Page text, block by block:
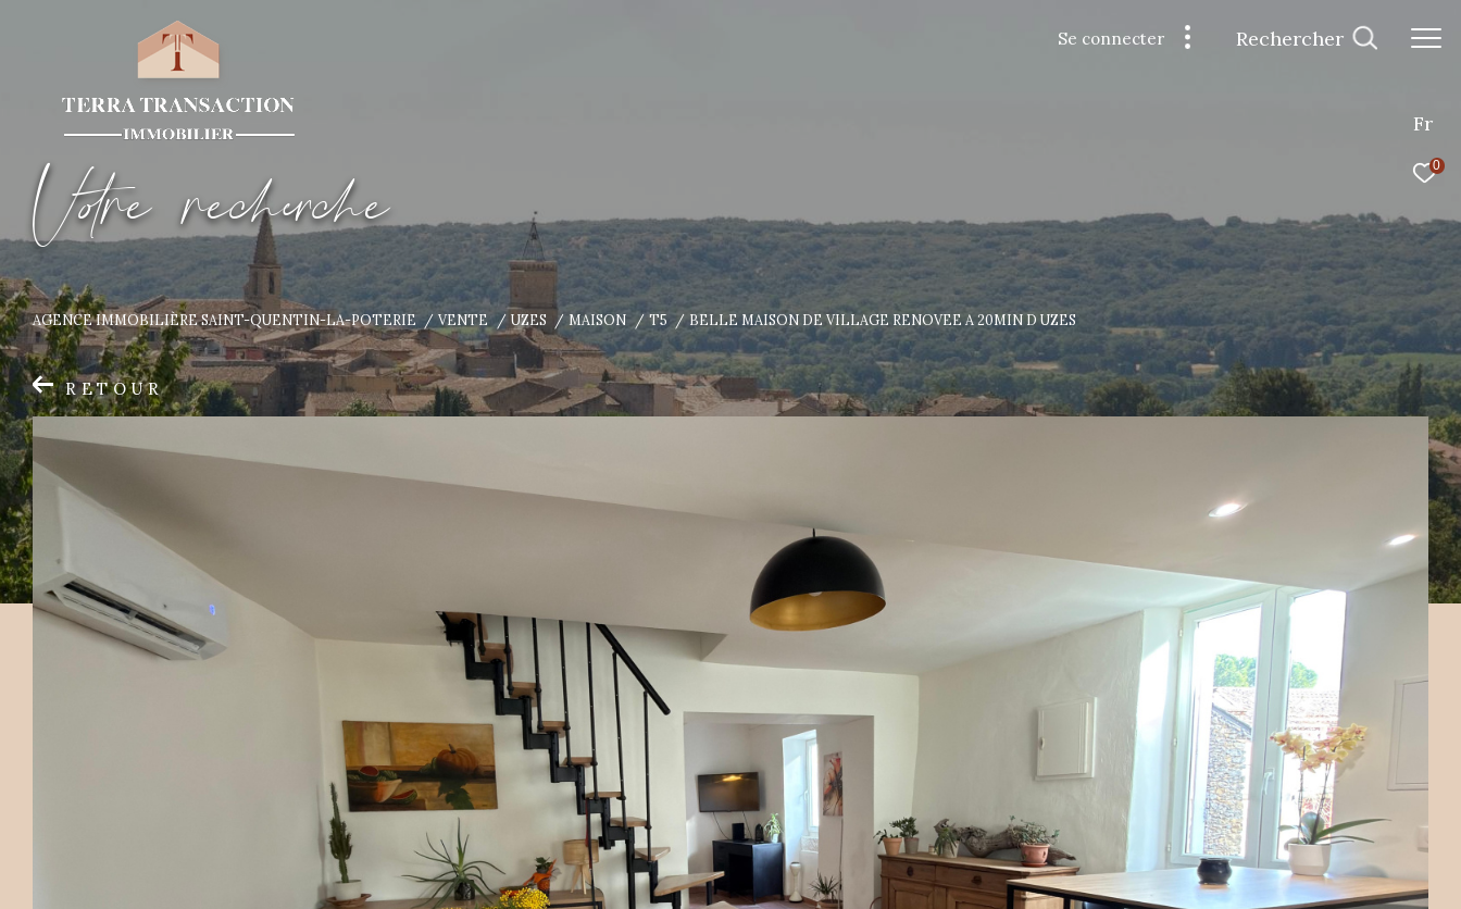
Fr
0
Se connecter Rechercher
Vore recece
AGENCE IMMOBILIÈRE SAINT-QUENTIN-LA-POTERIE VENTE UZES MAISON T5 BELLE MAISON DE VILLAGE RENOVEE A 20MIN D UZES
RETOUR